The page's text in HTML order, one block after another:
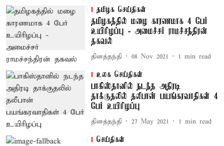
தமிழக செய்திகள்
தமிழகத்தில் மழை காரணமாக 4 பேர்
உயிரிழப்பு - அமைச்சர் ராமச்சந்திரன்
தகவல்
தினத்தந்தி 08 Nov 2021 1 min read
உலக செய்திகள்
பாகிஸ்தானில் நடந்த அதிரடி
தாக்குதலில் தலீபான் பயங்கரவாதிகள் 4
பேர் உயிரிழப்பு
தினத்தந்தி 27 May 2021 1 min read
செய்திகள்